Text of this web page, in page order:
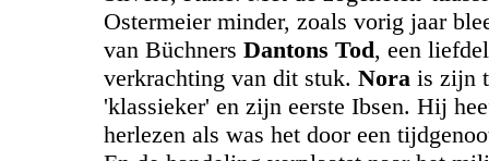
Ostermeier minder, zoals vorig jaar
van Büchners Dantons Tod, een
verkrachting van dit stuk. Nora is zijn
'klassieker' en zijn eerste Ibsen. Hij
herlezen als was het door een